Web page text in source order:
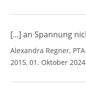
[...] an Spannung
Alexandra Regner,
2015, 01. Oktober 2024